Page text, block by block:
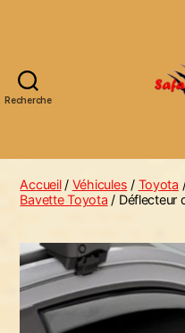
Recherche
Accueil/ Véhicules / Toyota
Bavette Toyota / Déflecteur